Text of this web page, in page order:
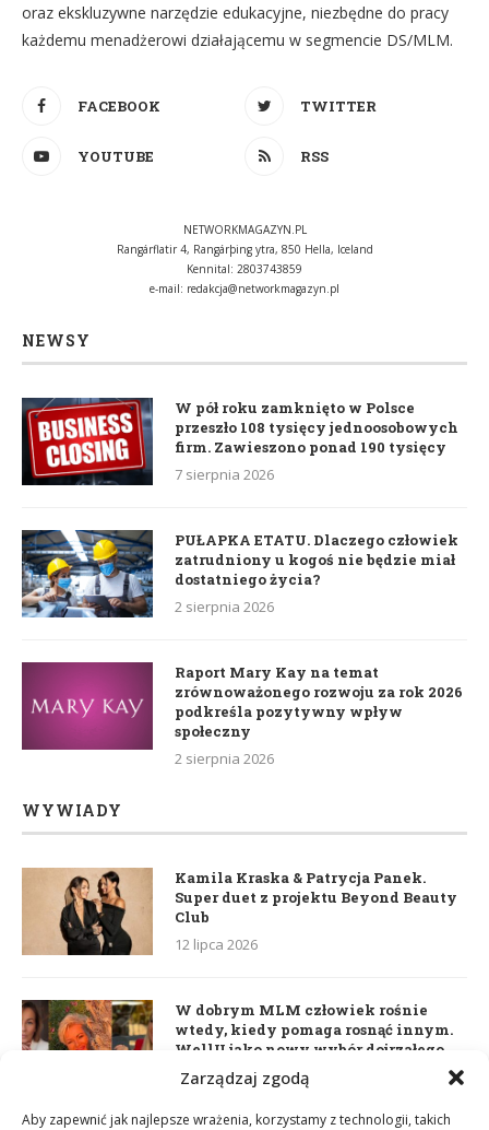
Zarządzaj zgodą
Aby zapewnić jak najlepsze wrażenia, korzystamy z technologii, takich
oraz ekskluzywne narzędzie edukacyjne, niezbędne do pracy
każdemu menadżerowi działającemu w segmencie DS/MLM.
FACEBOOK TWITTER
YOUTUBE RSS
NETWORKMAGAZYN.PL
Rangárflatir 4, Rangárþing ytra, 850 Hella, Iceland
Kennital: 2803743859
e-mail: redakcja@networkmagazyn.pl
NEWSY
W pół roku zamknięto w Polsce
przeszło 108 tysięcy jednoosobowych
firm. Zawieszono ponad 190 tysięcy
7 sierpnia 2026
PUŁAPKA ETATU. Dlaczego człowiek
zatrudniony u kogoś nie będzie miał
dostatniego życia?
2 sierpnia 2026
Raport Mary Kay na temat
zrównoważonego rozwoju za rok 2026
podkreśla pozytywny wpływ
społeczny
2 sierpnia 2026
WYWIADY
Kamila Kraska & Patrycja Panek.
Super duet z projektu Beyond Beauty
Club
12 lipca 2026
W dobrym MLM człowiek rośnie
wtedy, kiedy pomaga rosnąć innym.
WellU jako nowy wybór dojrzałego
lidera